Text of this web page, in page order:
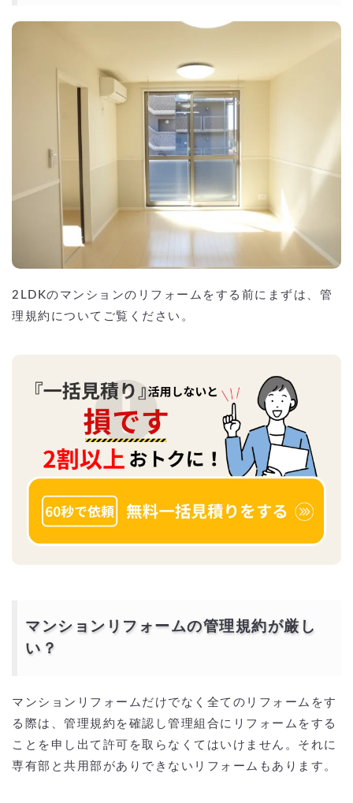
2LDKのマンションのリフォームをする前にまずは、管
理規約についてご覧ください。
マンションリフォームの管理規約が厳し
い？
マンションリフォームだけでなく全てのリフォームをす
る際は、管理規約を確認し管理組合にリフォームをする
ことを申し出て許可を取らなくてはいけません。それに
専有部と共用部がありできないリフォームもあります。